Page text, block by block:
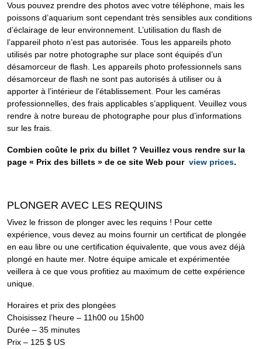
Vous pouvez prendre des photos avec votre téléphone, mais les
poissons d’aquarium sont cependant très sensibles aux conditions
d’éclairage de leur environnement. L’utilisation du flash de
l’appareil photo n’est pas autorisée. Tous les appareils photo
utilisés par notre photographe sur place sont équipés d’un
désamorceur de flash. Les appareils photo professionnels sans
désamorceur de flash ne sont pas autorisés à utiliser ou à
apporter à l’intérieur de l’établissement. Pour les caméras
professionnelles, des frais applicables s’appliquent. Veuillez vous
rendre à notre bureau de photographe pour plus d’informations
sur les frais.
Combien coûte le prix du billet ? Veuillez vous rendre sur la
page « Prix des billets » de ce site Web pour view prices.
PLONGER AVEC LES REQUINS
Vivez le frisson de plonger avec les requins ! Pour cette
expérience, vous devez au moins fournir un certificat de plongée
en eau libre ou une certification équivalente, que vous avez déjà
plongé en haute mer. Notre équipe amicale et expérimentée
veillera à ce que vous profitiez au maximum de cette expérience
unique.
Horaires et prix des plongées
Choisissez l’heure – 11h00 ou 15h00
Durée – 35 minutes
Prix – 125 $ US